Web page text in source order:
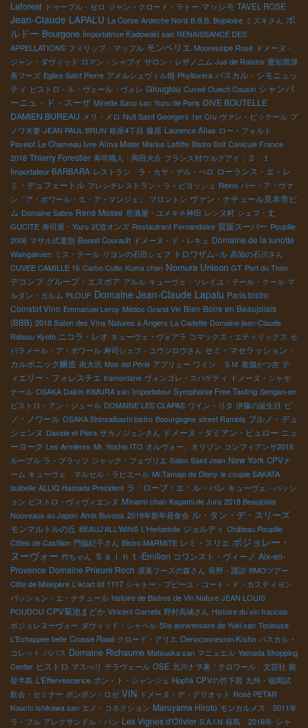
Laforest ドゥーブル・ゼロ ジャン・クロード・ラトー マッシモ TAVEL ROSE
Jean-Claude LAPALU La Corse Ardeche Nord B.B.B. Bojoloise ミズキさん ボ
ルドー Bourgone Importatrice Kadowaki san RENAISSANCE DES
APPELLATIONS フィリップ・マッフル モンペリエ Mouressipe Rosé ドメーヌ・
ジャン・ダヴィッド ロマン・シャプイ サロン・レザノニム Jus de Raisins 愛知県渥
美フーズ Eglise Saint Pierre アメルシュヴィル畑 Phylloxera パスカル・シモニュッ
ティ ビストロ・ル・ヴェール・ヴォレ Glouglou Cuveé Ouech Cousin シャンパ
ーニュ・ド・スーザ Minette Sano san Yuzu de Paris DIVE BOUTELLE
DAMIEN BUREAU メリ・メロ Nuit Saint Georgers 1er Cru ヴァン・ピックール ブ
ノワ夫妻 JEAN PAUL BRUN 銀座4丁目 藤原 Laurence Alias ロー・フォルト
Pavelot Le Chameau Ivre Alma Mater Marius Laffitte Bistro Soif Canicule France
2018 Thierry Forestier 寿司職人・岡田大介 フランス対ウルグアイ：２：１
Importateur BARBARA レストラン ラ・カサ・デル・ぺロ ローランス・エ・レ
ミ・デュフェートル フレンチレストラン・ラ・ピヨッシュ Reino バー・ア・ヴァ
ン「ア・ボワール・エ・ア・マンジェ」
フロントン ヴァン・ナチュール見本市ビ
ム Domaine Sabre René Mosse 居酒屋・ユメキチ神田 レンヌ村 シェフ・丈
GUCITE 寿司屋・Yuzu 武道オンズ Restautrant Fernandaise 質販スーパー Poupille
2008 マサル式選別 Benoit Courault ドメーヌ・ド・レキュ Domaine de la lunotte
Waingakuen ミス・テール リヨンの石田シェフ トロワザム−ル 高知の石川さん
CUVEE CAMILLE 16 Carbo Culte Kuma chan Nomura Unison GT Port du Thon
デコンブ グループ・エスポア アルル キューヴェ・ソレイユ・テール・クール マ
ルタン・カルム PLOUF Domaine Jean-Claude Lapalu Paris bistro
Coinstot Vino Emmanuel Leroy Médoc Grand Vin Bien Boire en Beaujolais
(BBB) 2018 Salon des Vins Natures à Angers La Cadette Domaine jean-Claude
Rateau Kyoto ニコラ・レオ キューヴェ・ヴォアラ コマックス・エティリックス セ
パラメール・ア・ボワール 寿司シェフ・ユウジロウさん セミ・マセラッション・
カルボニック醸造 南大沢 Mas del Périé アブリュー ワイン ＳＭ 老舗かつ吉 テ
ィエリー・フォレスチエ tramontane ヴォンゴレ・スパゲティ
ドメーヌ・シャモ
ナール OSAKA Daikin KIMURA san Importateur Symphonie Free Tasting Sengan-en
ビストロ・アン・ジュール DOMAINE LES CLAPAS ワイン・リタ 伊藤の誕生日 ピ
ノ・ノワール OSAKA Shinsaibashi bistro Boourgogne street Rambla ブルノ・デュ
シェンヌ Davide et Piera サカノジュンさん ドメーヌ・ダミアン・ビュロー ニュ
ーヨーク Les Armières Mr. Yoshio ITO オルヴォー、オリゾン コンフィアンサ2016
ルーブル ラ・プラッツ ジャック・フェヴリエ Salon Saint Jean New York CPVチ
ーム キューヴェ マルセル・ラピエール Mr.Tamajo de Diony le couple SAKATA
Isabelle ALLIQ Hamada President ラ・ローブ・エ・ル・パレ キューヴェ・パッシ
ョン ビストロ・ヴィヴィエンヌ Minami chan Kagami de Jura 2018 Beaujolais
Nouveaux au Japon Amis Buvons 2019年新年昼食会 ル・タン・デ・スリーズ
モンマルトルの丘 BEAUJ'ALL'WINS L'Herbefolle ジョルディ Château Poupille
Côtes de Castillon 門脇紀子さん Bistro MARMITE レミ・スリエ ボジョレー・
ヌーヴォー 竹ちゃん Ｓａｉｎｔ-Emilion コワンスト・ヴィーノ Aix-en-
Provence Domaine Prieuré Roch 渥美フーズの森さん 長野・諏訪 BMOツアー
Côte de Malepère L'écart lot 1117 シャトー・プピーユ・コート・ド・カスティヨン
パッション・エ・ナチュール histoire de Bistros de Vin Nature JEAN LOUIS
POUDOU CPV菊池まどか Vincent Garreta 野村高城さん Histoire du vin francais
ボジョレヌーヴォー ダヴィッド・シャペル 50e anniversaire de Yuki san Toulouse
L'Echappee belle Crosse Road クロード・アリエ Oenoconnexion Kisho パスカル・
コレット ババス Domaine Richaume Matsuoka san マニュエル Yamada Shopping
Center ビストロ マスぺリ テラヴェール OSE 北川ナヲ著「テロワール」文芸社 能
登半島 L'Effervescence ポン・ト・シャンジュ Hop'là CPVの竹下君 九州・福岡試
飲会・セミナー ポンポン・ロゼ VIN ドメーヌ・デ・グリオット Rosé PETAR
Kouchi Ishikawa san エノ・コネクション Maruyama Hiroto モンカルメス 2011年
ラ・フル アレクサンドル・バン Les Vignes d'Olivier S.A.I.N 桜島 2016年 シャ